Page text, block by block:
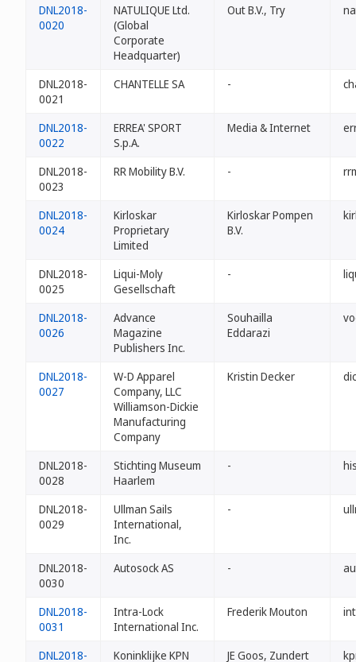
DNL2018-
0020
NATULIQUE Ltd.
(Global
Corporate
Headquarter)
Out B.V., Try
DNL2018-
0021
CHANTELLE SA -
DNL2018-
0022
ERREA' SPORT
S.p.A.
Media & Internet
DNL2018-
0023
RR Mobility B.V. -
DNL2018-
0024
Kirloskar
Proprietary
Limited
Kirloskar Pompen
B.V.
DNL2018-
0025
Liqui-Moly
Gesellschaft
-
DNL2018-
0026
Advance
Magazine
Publishers Inc.
Souhailla
Eddarazi
DNL2018-
0027
W-D Apparel
Company, LLC
Williamson-Dickie
Manufacturing
Company
Kristin Decker
DNL2018-
0028
Stichting Museum
Haarlem
-
DNL2018-
0029
Ullman Sails
International,
Inc.
-
DNL2018-
0030
Autosock AS -
DNL2018-
0031
Intra-Lock
International Inc.
Frederik Mouton
DNL2018- Koninklijke KPN JE Goos, Zundert